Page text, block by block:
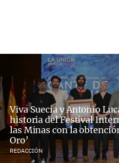
Viva Suecia y Antonio
historia del Festival
las Minas con la
Oro’
REDACCIÓN